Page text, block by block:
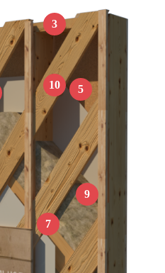
3
5
7
9
10